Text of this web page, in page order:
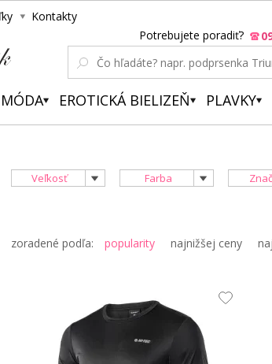
Kontakty
Potrebujete poradiť?
EROTICKÁ BIELIZEŇ PLAVKY
Veľkosť Farba
zoradené podľa: popularity najnižšej ceny